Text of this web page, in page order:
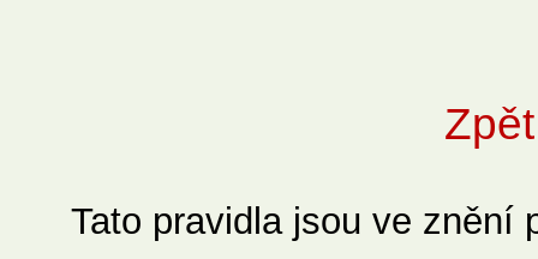
Tato pravidla jsou ve znění